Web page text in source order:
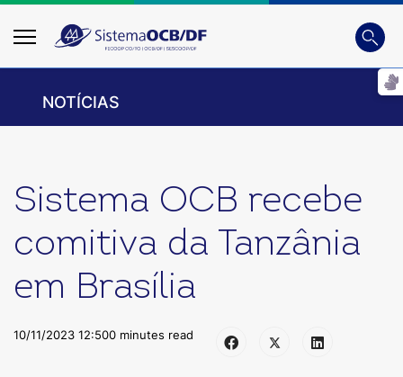
Busca
NOTÍCIAS
Sistema OCB recebe
comitiva da Tanzânia
em Brasília
10/11/2023 12:500 minutes read